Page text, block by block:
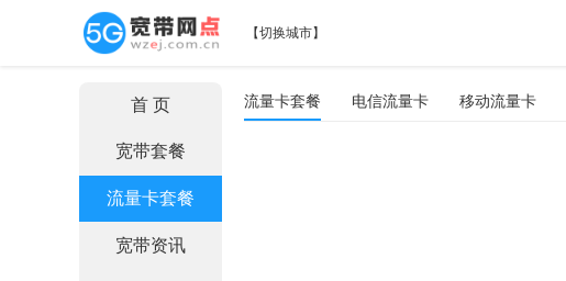
【切换城市】
流量卡套餐 电信流量卡 移动流量卡
首 页
宽带套餐
流量卡套餐
宽带资讯